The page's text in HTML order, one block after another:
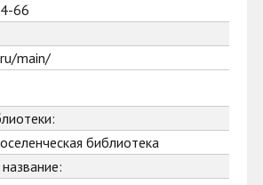
66
main/
библиотека